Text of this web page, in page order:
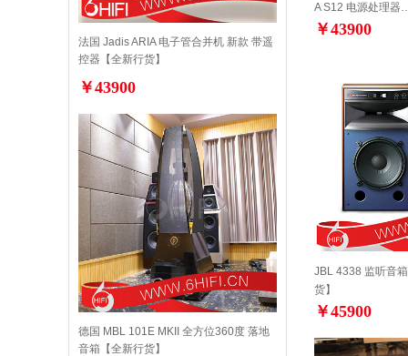
法国 Jadis ARIA 电子管合并机 新款 带遥
控器【全新行货】
￥43900
德国 MBL 101E MKII 全方位360度 落地
音箱【全新行货】
A S12 电源处理器
￥43900
JBL 4338 监听音
货】
￥45900